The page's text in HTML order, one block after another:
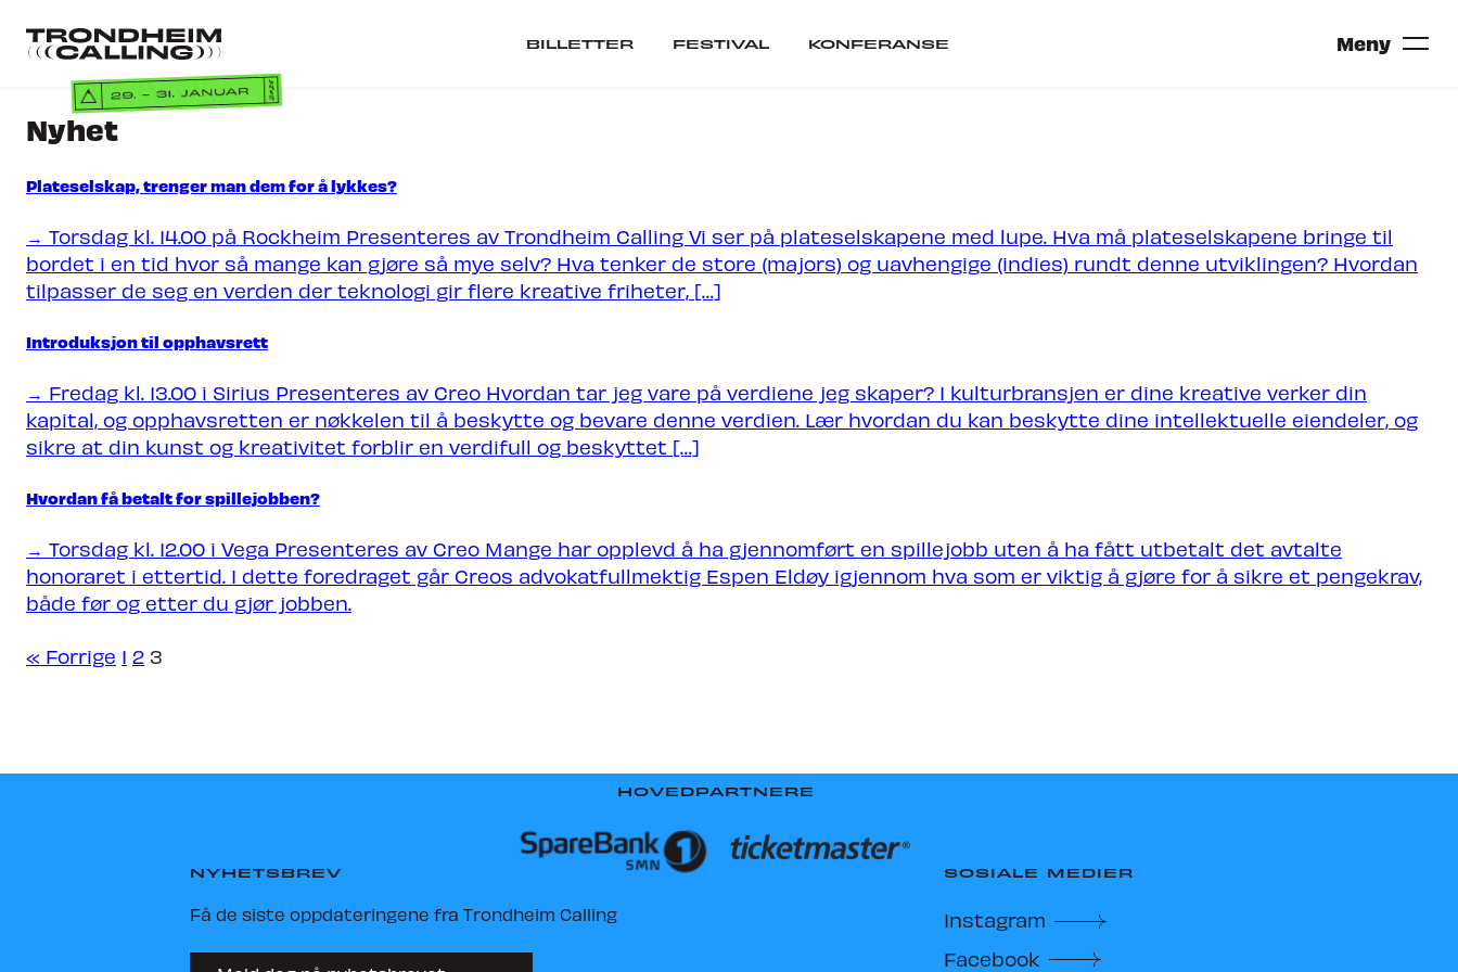
hovedinnhold
Gå
forsiden
BILLETTER FESTIVAL KONFERANSE Meny
SCENER
VIL DU SPILLE PÅ TRONDHEIM CALLING 2027?
NORDIC INCUBATOR
Nyhet
Plateselskap, trenger man dem for å lykkes?
→ Torsdag kl. 14.00 på Rockheim Presenteres av Trondheim Calling Vi ser på plateselskapene med lupe. Hva må plateselskapene bringe til
bordet i en tid hvor så mange kan gjøre så mye selv? Hva tenker de store (majors) og uavhengige (indies) rundt denne utviklingen? Hvordan
tilpasser de seg en verden der teknologi gir flere kreative friheter, […]
Introduksjon til opphavsrett
→ Fredag kl. 13.00 i Sirius Presenteres av Creo Hvordan tar jeg vare på verdiene jeg skaper? I kulturbransjen er dine kreative verker din
kapital, og opphavsretten er nøkkelen til å beskytte og bevare denne verdien. Lær hvordan du kan beskytte dine intellektuelle eiendeler, og
sikre at din kunst og kreativitet forblir en verdifull og beskyttet […]
Hvordan få betalt for spillejobben?
→ Torsdag kl. 12.00 i Vega Presenteres av Creo Mange har opplevd å ha gjennomført en spillejobb uten å ha fått utbetalt det avtalte
honoraret i ettertid. I dette foredraget går Creos advokatfullmektig Espen Eldøy igjennom hva som er viktig å gjøre for å sikre et pengekrav,
både før og etter du gjør jobben.
« Forrige 1 2 3
HOVEDPARTNERE
NYHETSBREV
Få de siste oppdateringene fra Trondheim Calling
SOSIALE MEDIER
Instagram
Facebook